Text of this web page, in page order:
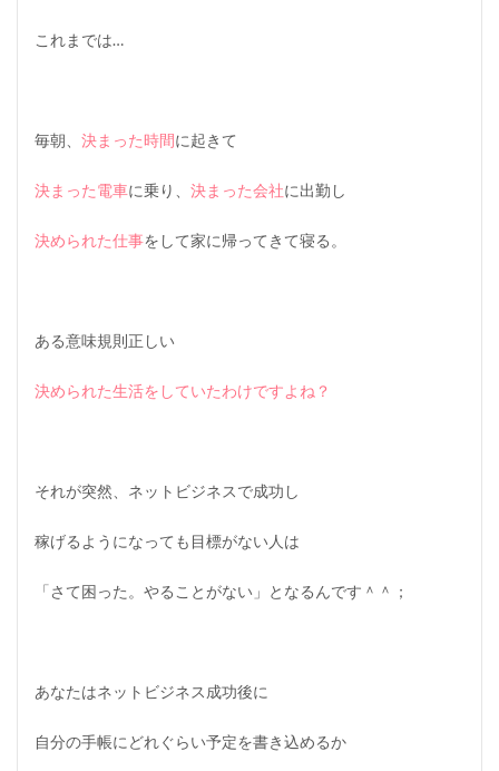
これまでは…
毎朝、 決まった時間に起きて
決まった電車に乗り、 決まった会社に出勤し
決められた仕事をして家に帰ってきて寝る。
ある意味規則正しい
決められた生活をしていたわけですよね？
それが突然、ネットビジネスで成功し
稼げるようになっても目標がない人は
「さて困った。やることがない」となるんです＾＾；
あなたはネットビジネス成功後に
自分の手帳にどれぐらい予定を書き込めるか